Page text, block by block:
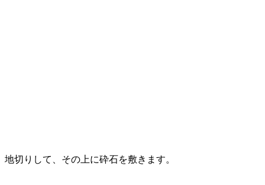
地切りして、その上に砕石を敷きます。